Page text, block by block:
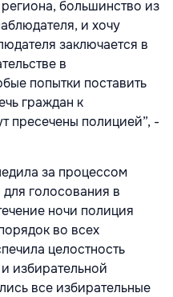
большинство из
и хочу
заключается в
в
попытки поставить
граждан к
пресечены полицией”, -
за процессом
голосования в
ночи полиция
во всех
целостность
избирательной
все избирательные